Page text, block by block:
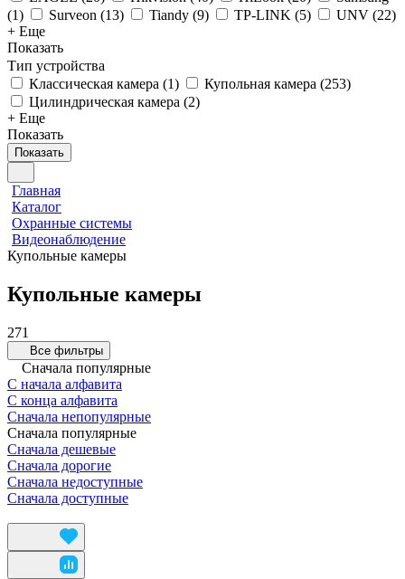
(1) Surveon (13) Tiandy (9) TP-LINK (5) UNV (22)
+ Еще
Показать
Тип устройства
Классическая камера (1) Купольная камера (253)
Цилиндрическая камера (2)
+ Еще
Показать
Показать
Главная
Каталог
Охранные системы
Видеонаблюдение
Купольные камеры
Купольные камеры
271
Все фильтры
Сначала популярные
С начала алфавита
С конца алфавита
Сначала непопулярные
Сначала популярные
Сначала дешевые
Сначала дорогие
Сначала недоступные
Сначала доступные